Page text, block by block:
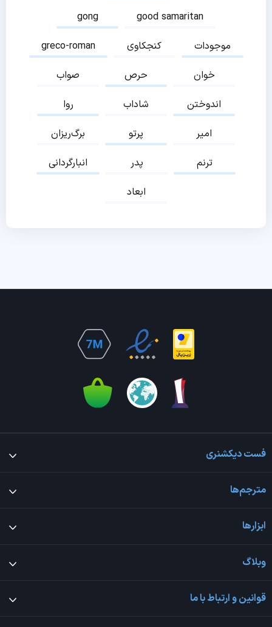
gong
good samaritan
greco-roman
کنجکاوی
موجودات
صواب
حرص
خوان
روا
شاداب
اندوختن
برگ‌ریزان
پرتو
امیر
انبارگردانی
پدر
ترنم
ابعاد
فست دیکشنری
مترجم‌ها
ابزارها
وبلاگ
قوانین و ارتباط با ما